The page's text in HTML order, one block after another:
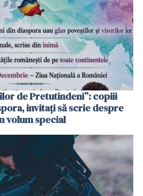
de Pretutindeni”: copiii
invitați să scrie despre
volum special